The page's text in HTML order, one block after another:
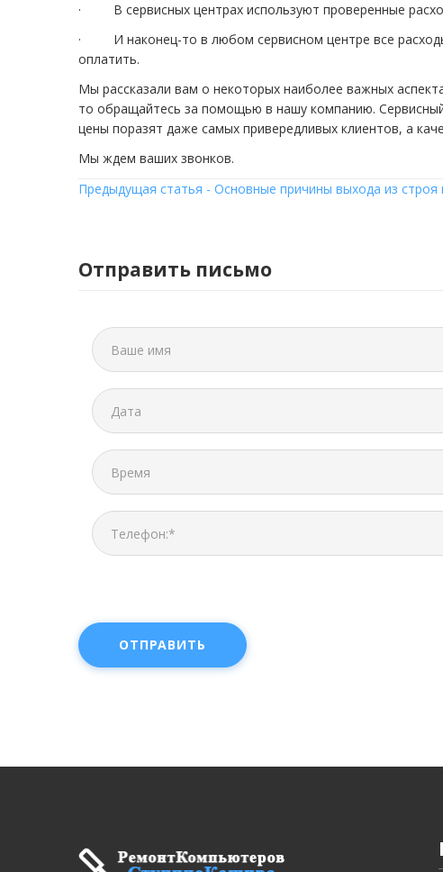
· В сервисных центрах используют проверенные
· И наконец-то в любом сервисном центре все расходы
оплатить.
Мы рассказали вам о некоторых наиболее важных
то обращайтесь за помощью в нашу компанию.
цены поразят даже самых привередливых клиентов, а
Мы ждем ваших звонков.
Предыдущая статья - Основные причины выхода из строя
Отправить письмо
ОТПРАВИТЬ